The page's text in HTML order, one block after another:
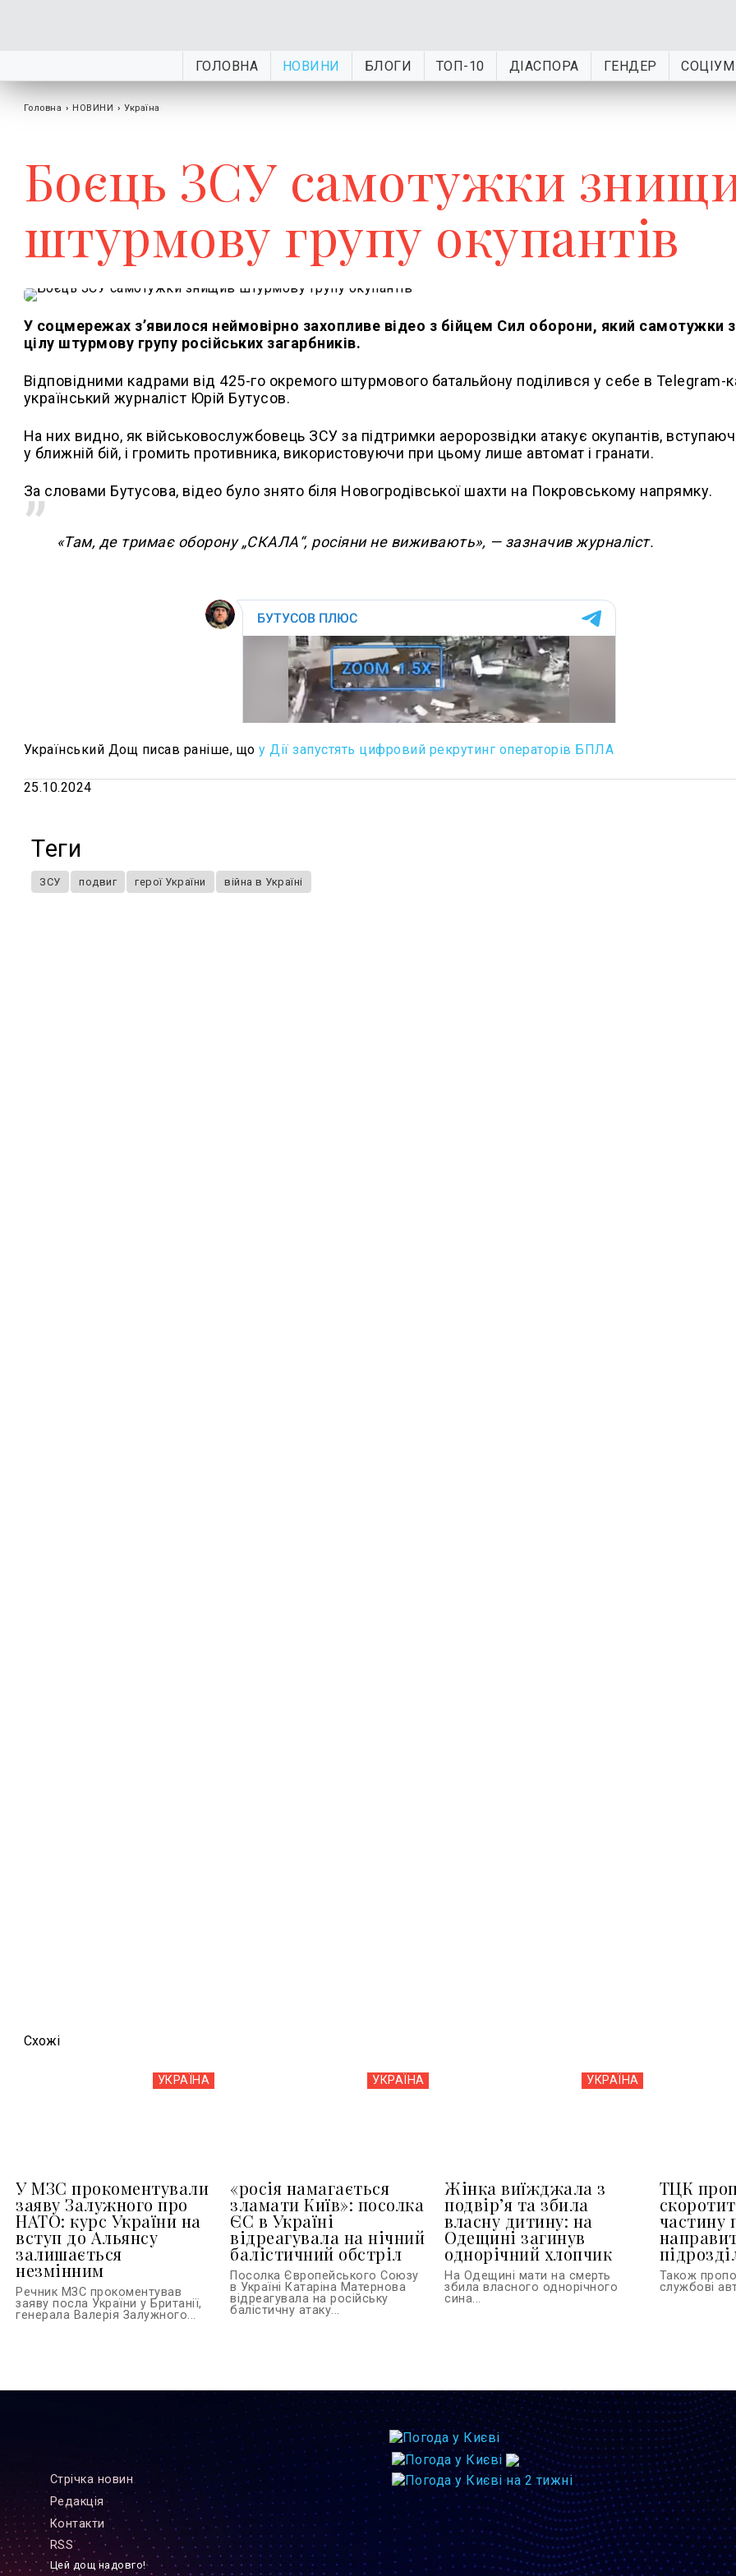
ГОЛОВНА НОВИНИ БЛОГИ ТОП-10 ДІАСПОРА ГЕНДЕР СОЦІУМ
Головна › НОВИНИ › Україна
Боєць ЗСУ самотужки
штурмову групу окупантів
У соцмережах з’явилося неймовірно захопливе відео з бійцем Сил оборони, який самотужки
цілу штурмову групу російських загарбників.
Відповідними кадрами від 425-го окремого штурмового батальйону поділився у себе в Telegram-
український журналіст Юрій Бутусов.
На них видно, як військовослужбовець ЗСУ за підтримки аеророзвідки атакує окупантів,
у ближній бій, і громить противника, використовуючи при цьому лише автомат і гранати.
За словами Бутусова, відео було знято біля Новогродівської шахти на Покровському напрямку.
«Там, де тримає оборону „СКАЛА“, росіяни не виживають», — зазначив журналіст.
Український Дощ писав раніше, щоу Дії запустять цифровий рекрутинг операторів БПЛА
25.10.2024
Теги
ЗСУ подвиг герої України війна в Україні
Схожi
УКРАЇНА
У МЗС прокоментували
заяву Залужного про
НАТО: курс України на
вступ до Альянсу
залишається
незмінним
Речник МЗС прокоментував
заяву посла України у Британії,
генерала Валерія Залужного...
УКРАЇНА
«росія намагається
зламати Київ»: посолка
ЄС в Україні
відреагувала на нічний
балістичний обстріл
Посолка Європейського Союзу
в Україні Катаріна Матернова
відреагувала на російську
балістичну атаку...
УКРАЇНА
Жінка виїжджала з
подвір’я та збила
власну дитину: на
Одещині загинув
однорічний хлопчик
На Одещині мати на смерть
збила власного однорічного
сина...
ТЦК
частину
Також
службові
Стрiчка новин
Редакцiя
Контакти
RSS
Цей дощ надовго!